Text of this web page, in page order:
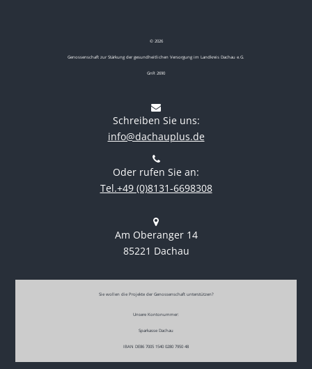
© 2026
Genossenschaft zur Stärkung der gesundheitlichen Versorgung im Landkreis Dachau e.G.
GnR 2690
Schreiben Sie uns:
info@dachauplus.de
Oder rufen Sie an:
Tel.+49 (0)8131-6698308
Am Oberanger 14
85221 Dachau
Sie wollen die Projekte der Genossenschaft unterstützen?
Unsere Kontonummer:
Sparkasse Dachau
IBAN DE86 7005 1540 0280 7950 48